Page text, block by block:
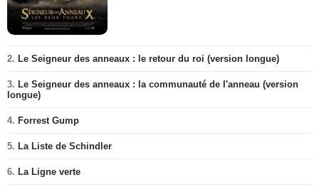
2. Le Seigneur des anneaux : le retour du roi (version longue)
3. Le Seigneur des anneaux : la communauté de l'anneau (version
longue)
4. Forrest Gump
5. La Liste de Schindler
6. La Ligne verte